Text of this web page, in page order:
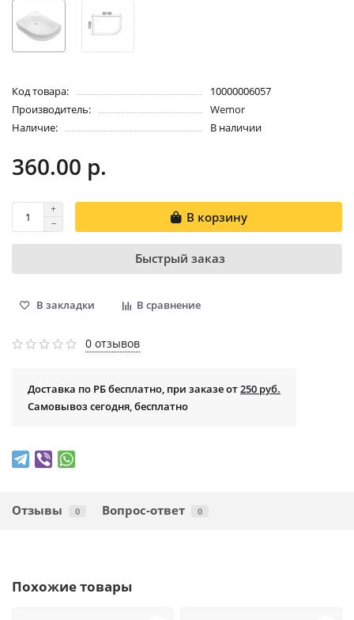
Код товара:
10000006057
Производитель:
Wemor
Наличие:
В наличии
360.00 р.
В корзину
Быстрый заказ
В закладки В сравнение
0 отзывов
Доставка по РБ бесплатно, при заказе от250 руб.
Самовывоз сегодня, бесплатно
Отзывы 0 Вопрос-ответ 0
Похожие товары